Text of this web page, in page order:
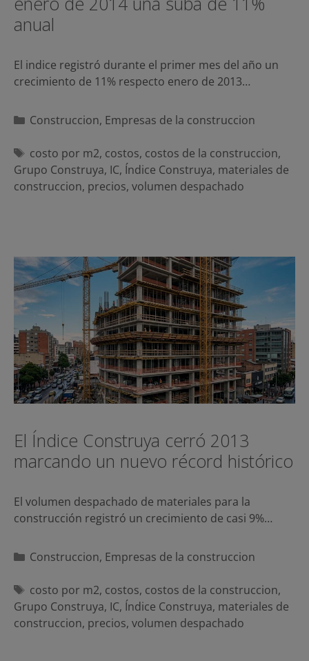
anual
El indice registró durante el primer mes del año un
crecimiento de 11% respecto enero de 2013…
Categorías
Construccion, Empresas de la construccion
Etiquetas
costo por m2, costos, costos de la construccion,
Grupo Construya, IC, Índice Construya, materiales de
construccion, precios, volumen despachado
El Índice Construya cerró 2013
marcando un nuevo récord histórico
El volumen despachado de materiales para la
construcción registró un crecimiento de casi 9%…
Categorías
Construccion, Empresas de la construccion
Etiquetas
costo por m2, costos, costos de la construccion,
Grupo Construya, IC, Índice Construya, materiales de
construccion, precios, volumen despachado